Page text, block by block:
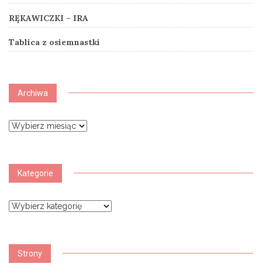
RĘKAWICZKI – IRA
Tablica z osiemnastki
Archiwa
Archiwa
Kategorie
Kategorie
Strony